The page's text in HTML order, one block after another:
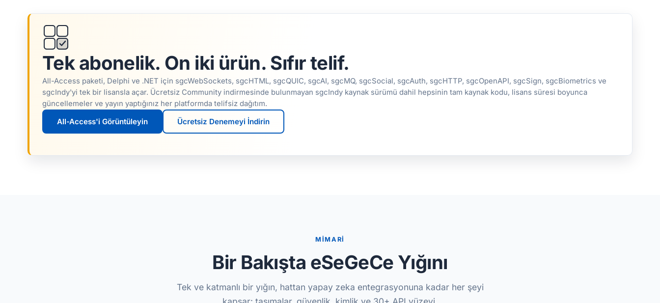
Tek abonelik. On iki ürün. Sıfır telif.
All-Access paketi, Delphi ve .NET için sgcWebSockets, sgcHTML, sgcQUIC, sgcAI, sgcMQ, sgcSocial, sgcAuth, sgcHTTP, sgcOpenAPI, sgcSign, sgcBiometrics ve
sgcIndy'yi tek bir lisansla açar. Ücretsiz Community indirmesinde bulunmayan sgcIndy kaynak sürümü dahil hepsinin tam kaynak kodu, lisans süresi boyunca
güncellemeler ve yayın yaptığınız her platformda telifsiz dağıtım.
All-Access'i Görüntüleyin Ücretsiz Denemeyi İndirin
MİMARİ
Bir Bakışta eSeGeCe Yığını
Tek ve katmanlı bir yığın, hattan yapay zeka entegrasyonuna kadar her şeyi